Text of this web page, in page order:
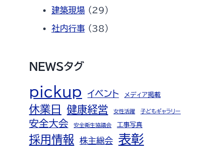
建築現場(29)
社内行事(38)
NEWSタグ
pickup イベント メディア掲載
休業日 健康経営 女性活躍 子どもギャラリー
安全大会 安全衛生協議会 工事写真
採用情報 株主総会 表彰